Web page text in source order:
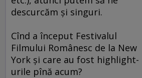
descurcăm şi singuri.
Cînd a început Festivalul
Filmului Românesc de la New
York şi care au fost highlight-
urile pînă acum?